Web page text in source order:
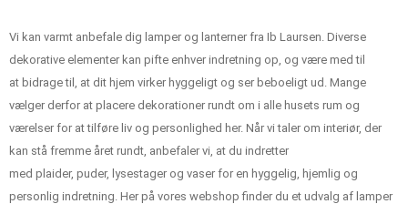
Vi kan varmt anbefale dig lamper og lanterner fra Ib Laursen. Diverse
dekorative elementer kan pifte enhver indretning op, og være med til
at bidrage til, at dit hjem virker hyggeligt og ser beboeligt ud. Mange
vælger derfor at placere dekorationer rundt om i alle husets rum og
værelser for at tilføre liv og personlighed her. Når vi taler om interiør, der
kan stå fremme året rundt, anbefaler vi, at du indretter
med plaider, puder, lysestager og vaser for en hyggelig, hjemlig og
personlig indretning. Her på vores webshop finder du et udvalg af lamper